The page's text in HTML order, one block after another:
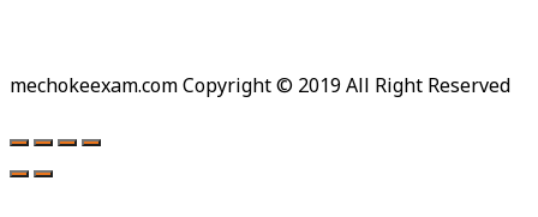
mechokeexam.com Copyright © 2019 All Right Reserved